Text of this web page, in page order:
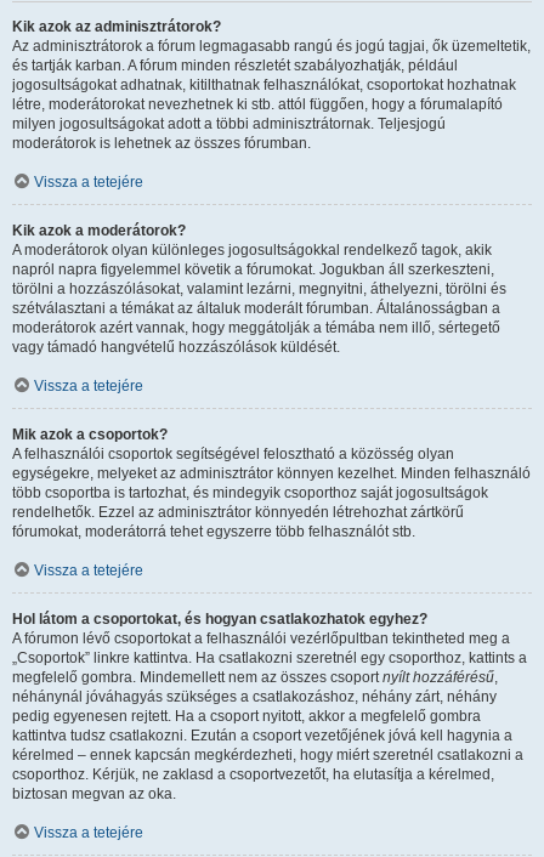
Kik azok az adminisztrátorok?
Az adminisztrátorok a fórum legmagasabb rangú és jogú tagjai, ők üzemeltetik,
és tartják karban. A fórum minden részletét szabályozhatják, például
jogosultságokat adhatnak, kitilthatnak felhasználókat, csoportokat hozhatnak
létre, moderátorokat nevezhetnek ki stb. attól függően, hogy a fórumalapító
milyen jogosultságokat adott a többi adminisztrátornak. Teljesjogú
moderátorok is lehetnek az összes fórumban.
Vissza a tetejére
Kik azok a moderátorok?
A moderátorok olyan különleges jogosultságokkal rendelkező tagok, akik
napról napra figyelemmel követik a fórumokat. Jogukban áll szerkeszteni,
törölni a hozzászólásokat, valamint lezárni, megnyitni, áthelyezni, törölni és
szétválasztani a témákat az általuk moderált fórumban. Általánosságban a
moderátorok azért vannak, hogy meggátolják a témába nem illő, sértegető
vagy támadó hangvételű hozzászólások küldését.
Vissza a tetejére
Mik azok a csoportok?
A felhasználói csoportok segítségével felosztható a közösség olyan
egységekre, melyeket az adminisztrátor könnyen kezelhet. Minden felhasználó
több csoportba is tartozhat, és mindegyik csoporthoz saját jogosultságok
rendelhetők. Ezzel az adminisztrátor könnyedén létrehozhat zártkörű
fórumokat, moderátorrá tehet egyszerre több felhasználót stb.
Vissza a tetejére
Hol látom a csoportokat, és hogyan csatlakozhatok egyhez?
A fórumon lévő csoportokat a felhasználói vezérlőpultban tekintheted meg a
„Csoportok” linkre kattintva. Ha csatlakozni szeretnél egy csoporthoz, kattints a
megfelelő gombra. Mindemellett nem az összes csoportnyílt hozzáférésű,
néhánynál jóváhagyás szükséges a csatlakozáshoz, néhány zárt, néhány
pedig egyenesen rejtett. Ha a csoport nyitott, akkor a megfelelő gombra
kattintva tudsz csatlakozni. Ezután a csoport vezetőjének jóvá kell hagynia a
kérelmed – ennek kapcsán megkérdezheti, hogy miért szeretnél csatlakozni a
csoporthoz. Kérjük, ne zaklasd a csoportvezetőt, ha elutasítja a kérelmed,
biztosan megvan az oka.
Vissza a tetejére